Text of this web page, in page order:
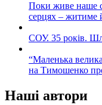
Поки живе наше
серцях – житиме
СОУ. 35 років.
“Маленька
на Тимошенко
Наші автори